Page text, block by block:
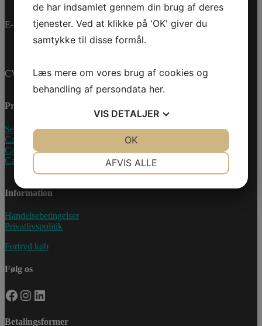
E-mail:info@jettrade.dk
CVR-nummer: 27233678
Produkter
Sea-Doo Vandscooter
Can-Am ATV
Can-Am UTV
Can-Am Roadster
Information
Handelsebetingelser
Privatlivspolitik
Fortryd køb
Følg os
Facebook
Instagram
LinkedIn
Betalingsformer
de har indsamlet gennem din brug af deres
tjenester. Ved at klikke på 'OK' giver du
samtykke til disse formål.
Læs mere om vores brug af cookies og
behandling af persondata her.
VIS DETALJER
AFVIS ALLE
OK